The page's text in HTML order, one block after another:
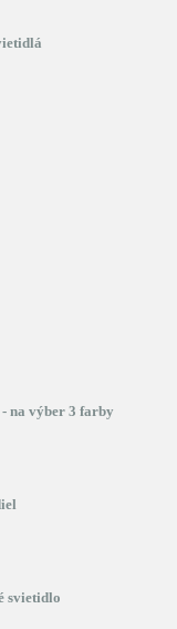
na výber 3 farby
svietidlo